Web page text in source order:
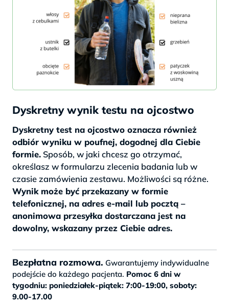
Dyskretny wynik testu na ojcostwo
Dyskretny test na ojcostwo oznacza również
odbiór wyniku w poufnej, dogodnej dla Ciebie
formie. Sposób, w jaki chcesz go otrzymać,
określasz w formularzu zlecenia badania lub w
czasie zamówienia zestawu. Możliwości są różne.
Wynik może być przekazany w formie
telefonicznej, na adres e-mail lub pocztą –
anonimowa przesyłka dostarczana jest na
dowolny, wskazany przez Ciebie adres.
Bezpłatna rozmowa. Gwarantujemy indywidualne
podejście do każdego pacjenta. Pomoc 6 dni w
tygodniu: poniedziałek-piątek: 7:00-19:00, soboty:
9.00-17.00